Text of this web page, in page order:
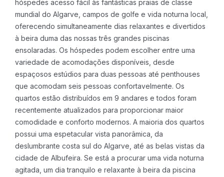
hóspedes acesso fácil às fantásticas praias de classe
mundial do Algarve, campos de golfe e vida noturna local,
oferecendo simultaneamente dias relaxantes e divertidos
à beira duma das nossas três grandes piscinas
ensolaradas. Os hóspedes podem escolher entre uma
variedade de acomodações disponíveis, desde
espaçosos estúdios para duas pessoas até penthouses
que acomodam seis pessoas confortavelmente. Os
quartos estão distribuídos em 9 andares e todos foram
recentemente atualizados para proporcionar maior
comodidade e conforto modernos. A maioria dos quartos
possui uma espetacular vista panorâmica, da
deslumbrante costa sul do Algarve, até as belas vistas da
cidade de Albufeira. Se está a procurar uma vida noturna
agitada, um dia tranquilo e relaxante à beira da piscina